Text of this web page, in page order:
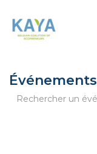
Événements